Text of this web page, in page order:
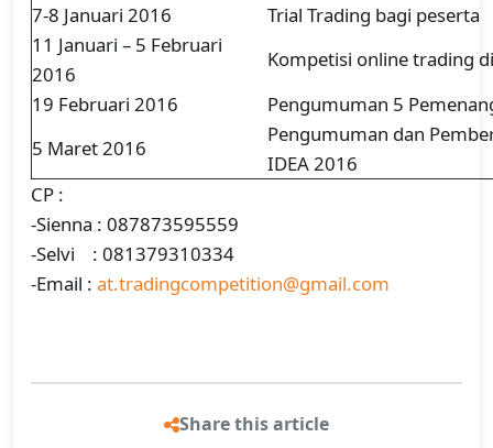
7-8 Januari 2016
Trial Trading bagi peserta
11 Januari – 5 Februari
2016
Kompetisi online trading
19 Februari 2016
Pengumuman 5
5 Maret 2016
Pengumuman dan
IDEA 2016
CP :
-Sienna : 087873595559
-Selvi : 081379310334
-Email : at.tradingcompetition@gmail.com
Share this article